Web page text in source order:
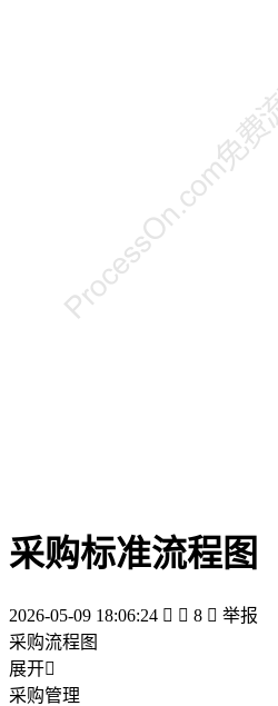
采购标准流程图
2026-05-09 18:06:24   8  举报
采购流程图
展开
采购管理